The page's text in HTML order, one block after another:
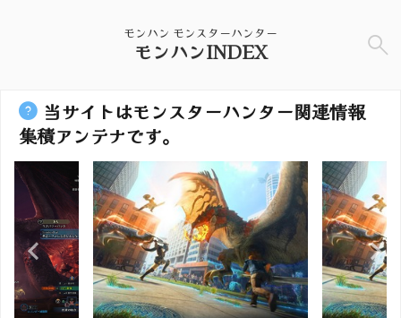
モンハン モンスターハンター
モンハンINDEX
当サイトはモンスターハンター関連情報
集積アンテナです。